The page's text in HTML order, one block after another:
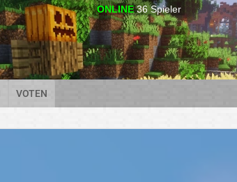
VOTEN
ONLINE 36Spieler